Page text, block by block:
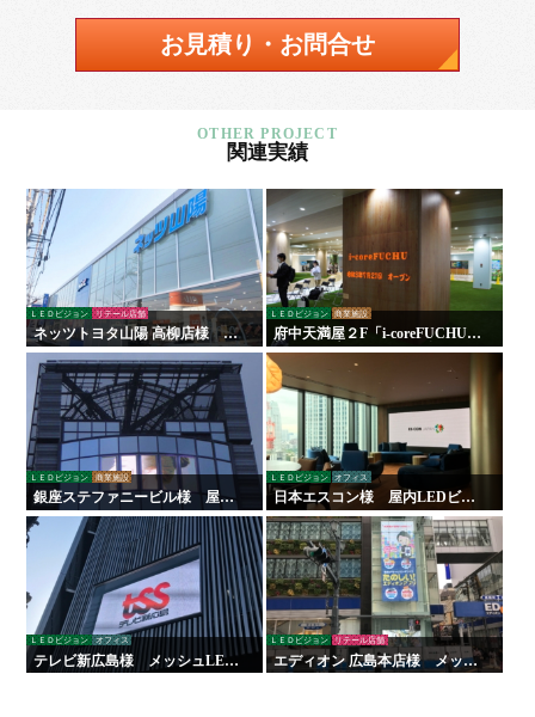
お見積り・お問合せ
関連実績
ＬＥＤビジョン リテール店舗
ネッツトヨタ山陽 高柳店様 看
板・サイン
ＬＥＤビジョン 商業施設
府中天満屋２F「i-coreFUCHU」
様 LED木目ウォール 他
ＬＥＤビジョン 商業施設
銀座ステファニービル様 屋外
ＬＥＤビジョン
ＬＥＤビジョン オフィス
日本エスコン様 屋内LEDビジ
ョン
ＬＥＤビジョン オフィス
テレビ新広島様 メッシュLED
ビジョン
ＬＥＤビジョン リテール店舗
エディオン 広島本店様 メッシ
ュLEDビジョン